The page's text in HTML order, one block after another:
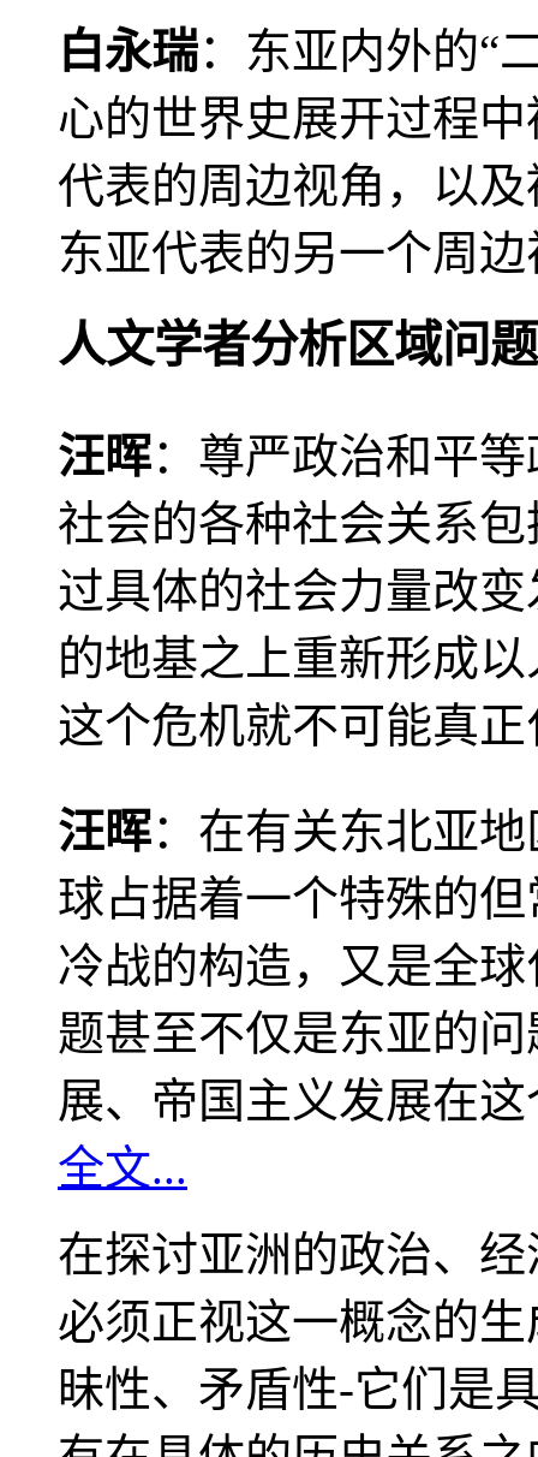
白永瑞：东亚内外的“
心的世界史展开过程
代表的周边视角，以
东亚代表的另一个周
人文学者分析区域问题
汪晖：尊严政治和平
社会的各种社会关系
过具体的社会力量改
的地基之上重新形成
这个危机就不可能真
汪晖：在有关东北亚
球占据着一个特殊的
冷战的构造，又是全
题甚至不仅是东亚的
展、帝国主义发展在
全文...
在探讨亚洲的政治、
必须正视这一概念的
昧性、矛盾性-它们是